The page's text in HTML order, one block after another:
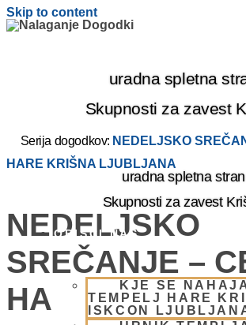
Skip to content
uradna spletna
Skupnosti za zavest
uradna spletna stran
Skupnosti za zavest
OBIŠČI NAS
KJE SE
TEMPELJ HARE
ISKCON
Serija dogodkov: NEDELJSKO
HARE KRIŠNA LJUBLJANA
NEDELJSKO
SREČANJE –
HARE KRIŠNA